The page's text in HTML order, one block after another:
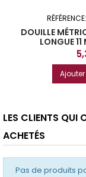
RÉFÉRENCE:
DOUILLE
LONGUE
LES CLIENTS QUI
ACHETÉS
Pas de produits